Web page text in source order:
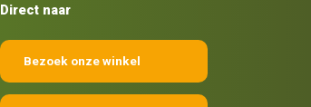
Direct naar
Bezoek onze winkel